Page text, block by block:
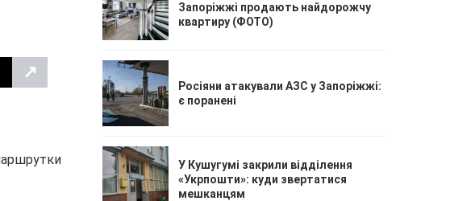
↗
Запоріжжі продають найдорожчу
квартиру (ФОТО)
Росіяни атакували АЗС у Запоріжжі:
є поранені
У Кушугумі закрили відділення
«Укрпошти»: куди звертатися
мешканцям